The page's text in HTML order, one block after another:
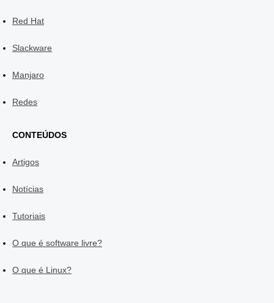
Red Hat
Slackware
Manjaro
Redes
CONTEÚDOS
Artigos
Notícias
Tutoriais
O que é software livre?
O que é Linux?